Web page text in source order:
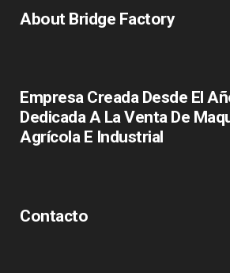
About Bridge Factory
Empresa Creada Desde El
Dedicada A La Venta De
Agrícola E Industrial
Contacto